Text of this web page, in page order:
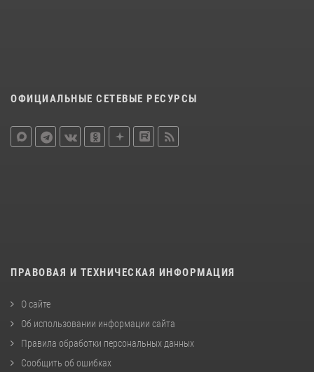
ОФИЦИАЛЬНЫЕ СЕТЕВЫЕ РЕСУРСЫ
ПРАВОВАЯ И ТЕХНИЧЕСКАЯ ИНФОРМАЦИЯ
О сайте
Об использовании информации сайта
Правила обработки персональных данных
Сообщить об ошибках